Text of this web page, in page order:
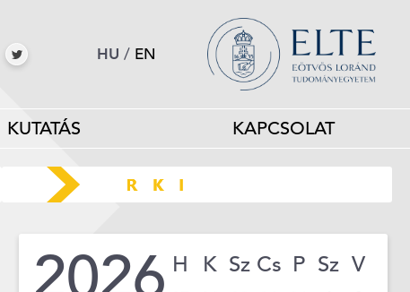
HU / EN
KUTATÁS KAPCSOLAT
H K Sz Cs P Sz V